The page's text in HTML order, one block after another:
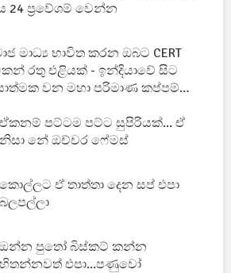
24 ප්‍රවේශම් වෙන්න
මාධ්‍ය භාවිත කරන ඔබට CERT
රතු එළියක් - ඉන්දියාවේ සිට
වන මහා පරිමාණ කප්පම්
ඒකනම් පට්ටම පට්ට සුපිරියක්... ඒ
නිසා නේ ඔච්චර ෆේමස්
කොල්ලට ඒ තාත්තා දෙන සප් එපා
බලපල්ලා
ඔන්න පුතෝ බිස්කට් කන්න
හිතන්නවත් එපා...පණුවෝ